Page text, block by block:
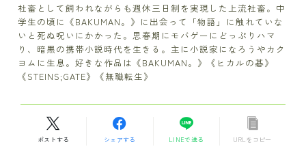
社畜として飼われながらも週休三日制を実現した上流社畜。中
学生の頃に《BAKUMAN。》に出会って「物語」に触れていな
いと死ぬ呪いにかかった。思春期にモバゲーにどっぷりハマ
り、暗黒の携帯小説時代を生きる。主に小説家になろうやカク
ヨムに生息。好きな作品は《BAKUMAN。》《ヒカルの碁》
《STEINS;GATE》《無職転生》
ポストする シェアする LINEで送る URLをコピー